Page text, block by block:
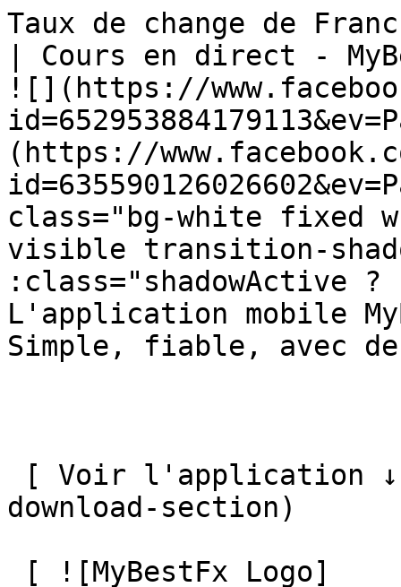
Taux de change de
| Cours en direct -
![](https://
(https://
class="bg-white fixed
visible transition-
L'application mobile
Simple, fiable, avec
download-section)